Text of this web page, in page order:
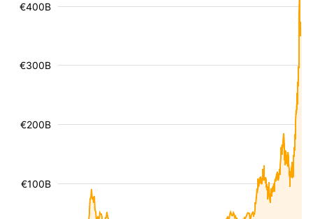
€100B
€200B
€300B
€400B